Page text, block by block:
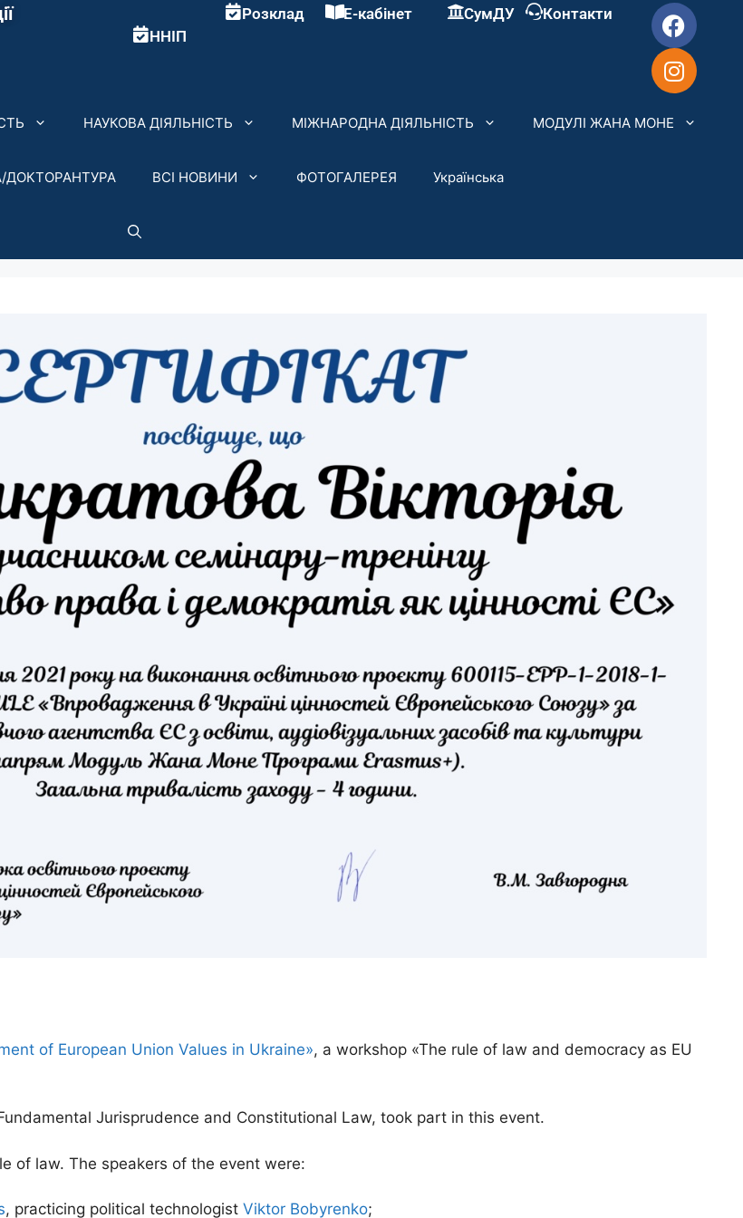
ННІП
Розклад Е-кабінет СумДУ Контакти
НАУКОВА ДІЯЛЬНІСТЬ МІЖНАРОДНА ДІЯЛЬНІСТЬ МОДУЛІ ЖАНА МОНЕ
ДОКТОРАНТУРА ВСІ НОВИНИ ФОТОГАЛЕРЕЯ Українська
of European Union Values in Ukraine», a workshop «The rule of law and democracy as EU
Jurisprudence and Constitutional Law, took part in this event.
of law. The speakers of the event were:
, practicing political technologist Viktor Bobyrenko;